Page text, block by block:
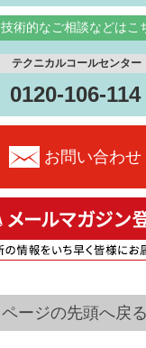
技術的なご相談などはこ
テクニカルコールセンター
0120-106-114
お問い合わせ
ページの先頭へ戻る